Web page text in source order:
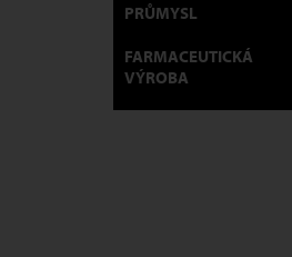
PRŮMYSL
FARMACEUTICKÁ
VÝROBA